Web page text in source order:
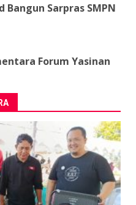
Bangun Sarpras SMPN
Forum Yasinan